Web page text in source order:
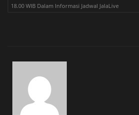
18.00 WIB Dalam Informasi Jadwal JalaLive